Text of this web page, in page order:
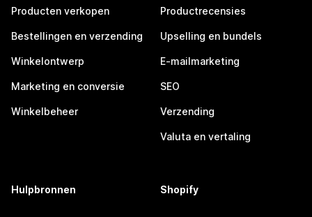
Producten verkopen
Bestellingen en verzending
Winkelontwerp
Marketing en conversie
Winkelbeheer
Productrecensies
Upselling en bundels
E-mailmarketing
SEO
Verzending
Valuta en vertaling
Hulpbronnen Shopify